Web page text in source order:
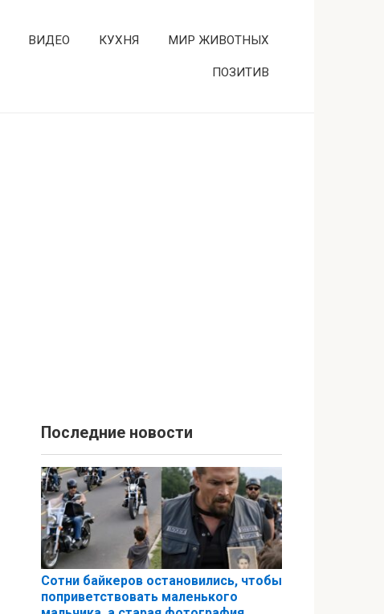
ВИДЕО КУХНЯ МИР ЖИВОТНЫХ
ПОЗИТИВ
Последние новости
Сотни байкеров остановились, чтобы
поприветствовать маленького